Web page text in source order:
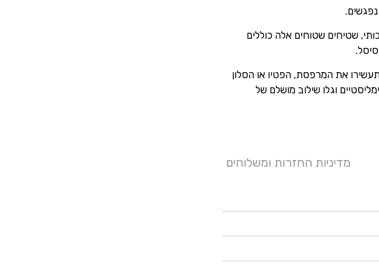
שטיחים שטוחים אלה כוללים
את המרפסת, הפטיו או הסלון
וגלו שילוב מושלם של
מדיניות החזרות ומשלוחים